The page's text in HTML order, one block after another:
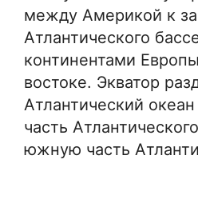
между Америкой к
Атлантического
континентами
востоке. Экватор
Атлантический
часть
южную часть